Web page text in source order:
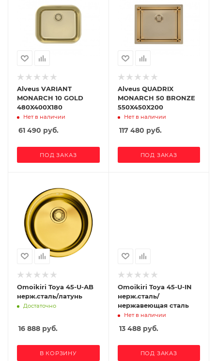
Alveus VARIANT
MONARCH 10 GOLD
480X400X180
Нет в наличии
61 490 руб.
ПОД ЗАКАЗ
Alveus QUADRIX
MONARCH 50 BRONZE
550X450X200
Нет в наличии
117 480 руб.
ПОД ЗАКАЗ
Omoikiri Toya 45-U-АB
нерж.сталь/латунь
Достаточно
16 888 руб.
В КОРЗИНУ
Omoikiri Toya 45-U-IN
нерж.сталь/
нержавеющая сталь
Нет в наличии
13 488руб.
ПОД ЗАКАЗ